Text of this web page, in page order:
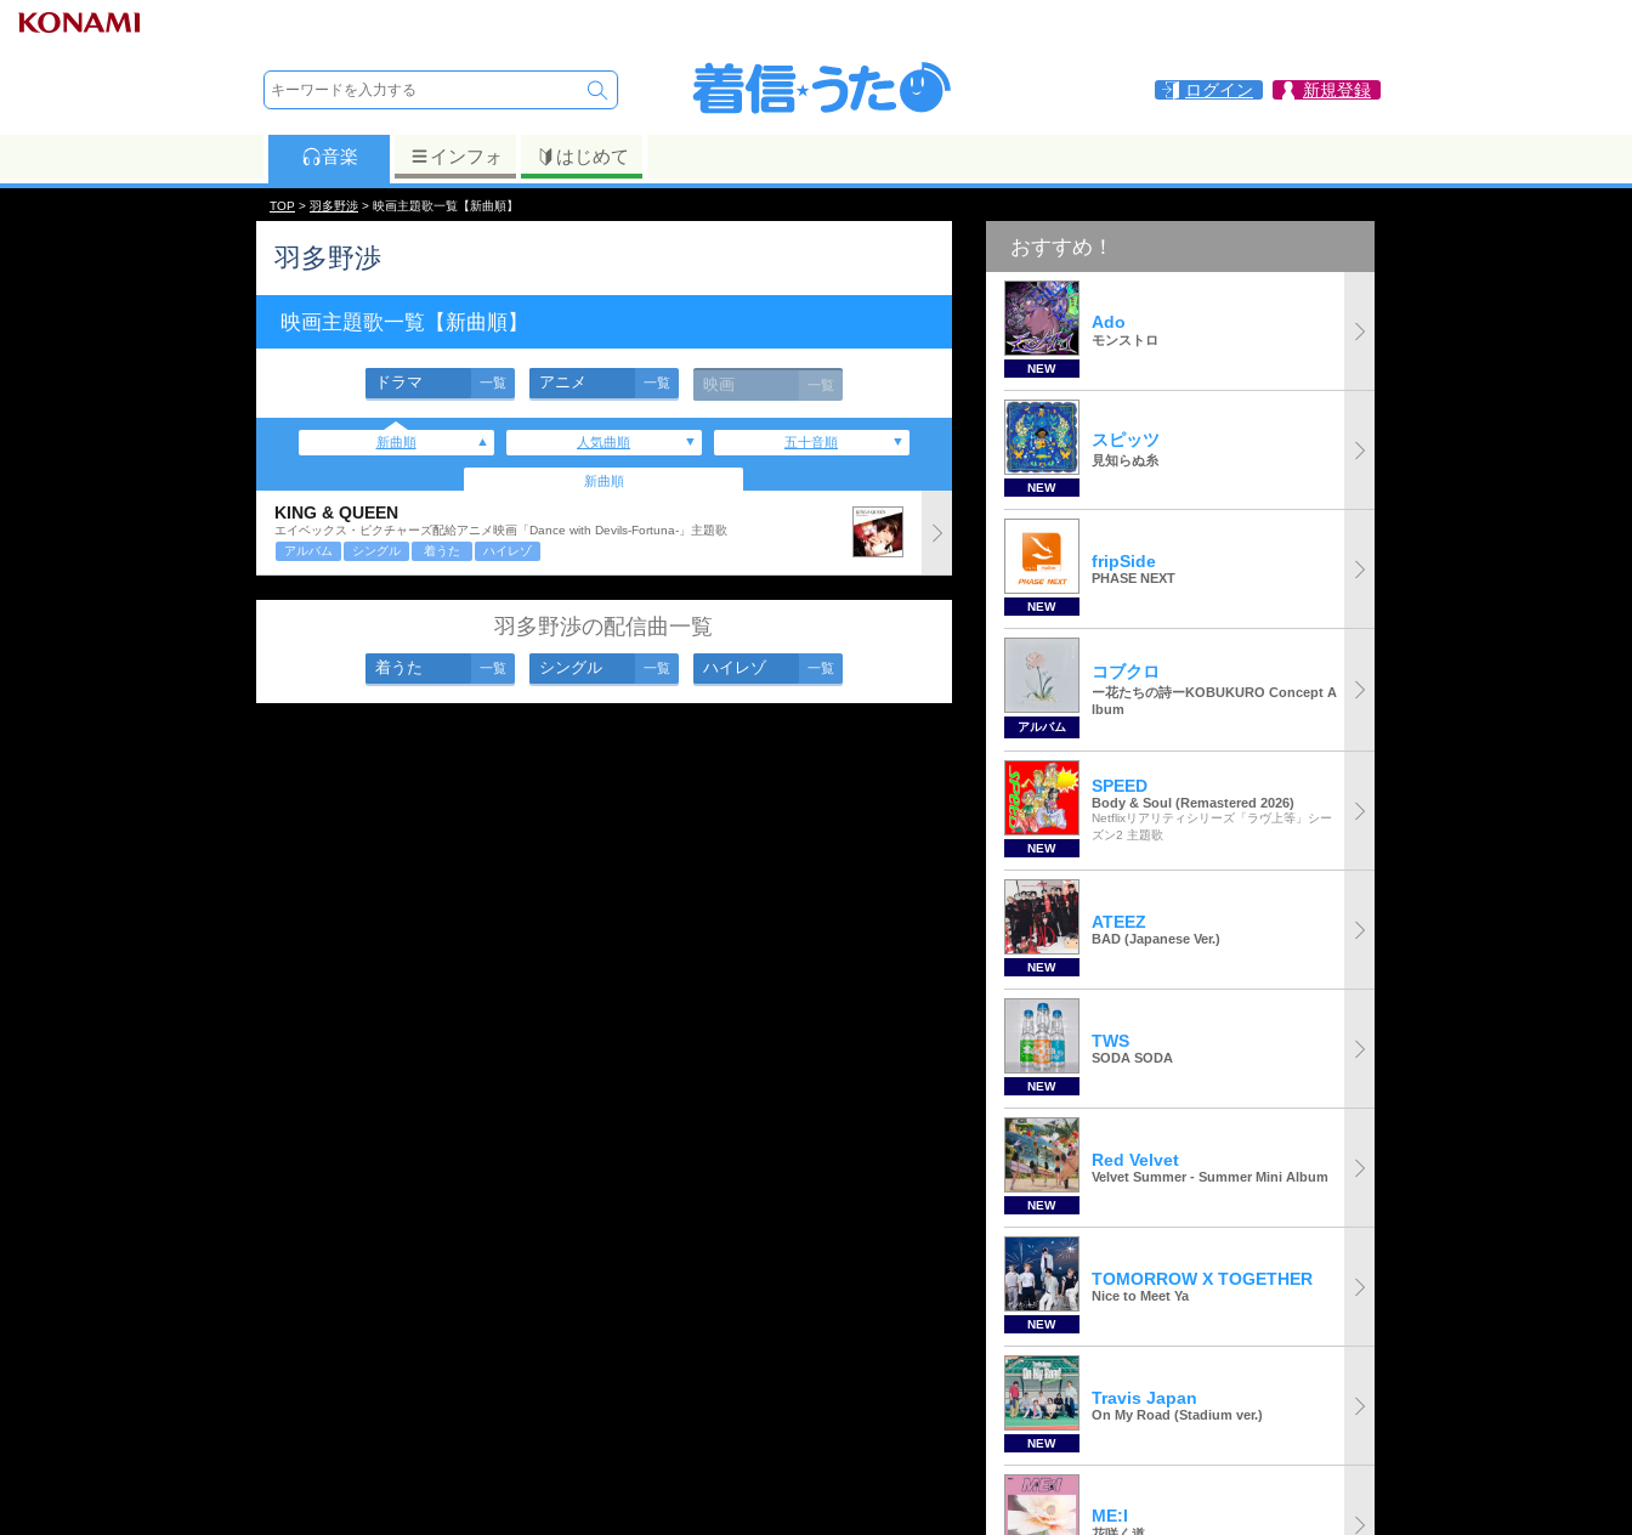
ログイン 新規登録
音楽 インフォ はじめて
TOP > 羽多野渉 > 映画主題歌一覧【新曲順】
羽多野渉
映画主題歌一覧【新曲順】
ドラマ 一覧 アニメ 一覧 映画 一覧
新曲順 人気曲順 五十音順
新曲順
KING & QUEEN
エイベックス・ピクチャーズ配給アニメ映画「Dance with Devils-Fortuna-」主題歌
アルバム
シングル 着うた ハイレゾ
羽多野渉の配信曲一覧
着うた 一覧 シングル 一覧 ハイレゾ 一覧
おすすめ！
NEW
Ado
モンストロ
NEW
スピッツ
見知らぬ糸
NEW
fripSide
PHASE NEXT
アルバム
コブクロ
ー花たちの詩ーKOBUKURO Concept A
lbum
NEW
SPEED
Body & Soul (Remastered 2026)
Netflixリアリティシリーズ「ラヴ上等」シー
ズン2 主題歌
NEW
ATEEZ
BAD (Japanese Ver.)
NEW
TWS
SODA SODA
NEW
Red Velvet
Velvet Summer - Summer Mini Album
NEW
TOMORROW X TOGETHER
Nice to Meet Ya
NEW
Travis Japan
On My Road (Stadium ver.)
ME:I